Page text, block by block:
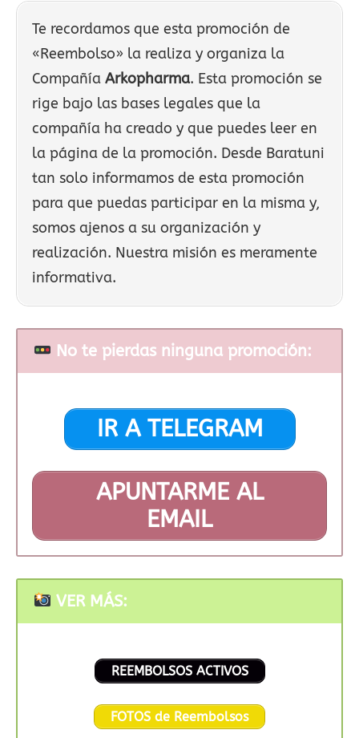
Te recordamos que esta promoción de
«Reembolso» la realiza y organiza la
Compañía Arkopharma. Esta promoción se
rige bajo las bases legales que la
compañía ha creado y que puedes leer en
la página de la promoción. Desde Baratuni
tan solo informamos de esta promoción
para que puedas participar en la misma y,
somos ajenos a su organización y
realización. Nuestra misión es meramente
informativa.
No te pierdas ninguna promoción:
IR A TELEGRAM
APUNTARME AL
EMAIL
VER MÁS:
REEMBOLSOS ACTIVOS
FOTOS de Reembolsos